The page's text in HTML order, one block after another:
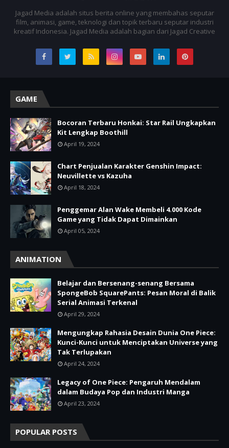
Jagad Media adalah situs berita online yang membahas seputar
film, animasi, game, teknologi dan topik terbaru seputar industri
kreatif Indonesia. Jagad Media adalah bagian dari Jagad Creative
GAME
Bocoran Terbaru Honkai: Star Rail Ungkapkan
Kit Lengkap Boothill
April 19, 2024
Chart Penjualan Karakter Genshin Impact:
Neuvillette vs Kazuha
April 18, 2024
Penggemar Alan Wake Membeli 4.000 Kode
Game yang Tidak Dapat Dimainkan
April 05, 2024
ANIMATION
Belajar dan Bersenang-senang Bersama
SpongeBob SquarePants: Pesan Moral di Balik
Serial Animasi Terkenal
April 29, 2024
Mengungkap Rahasia Desain Dunia One Piece:
Kunci-Kunci untuk Menciptakan Universe yang
Tak Terlupakan
April 24, 2024
Legacy of One Piece: Pengaruh Mendalam
dalam Budaya Pop dan Industri Manga
April 23, 2024
POPULAR POSTS